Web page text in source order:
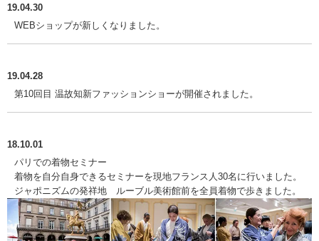
19.04.30
WEBショップが新しくなりました。
19.04.28
第10回目 温故知新ファッションショーが開催されました。
18.10.01
パリでの着物セミナー
着物を自分自身できるセミナーを現地フランス人30名に行いました。
ジャポニズムの発祥地 ルーブル美術館前を全員着物で歩きました。